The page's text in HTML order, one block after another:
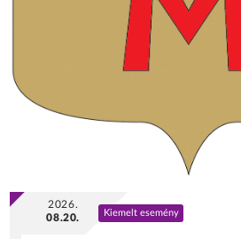
2026.
08.20.
Kiemelt esemény